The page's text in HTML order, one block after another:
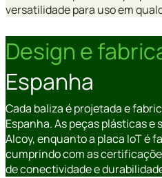
versatilidade para uso em
Design e
Espanha
Cada baliza é projetada e
Espanha. As peças plásticas
Alcoy, enquanto a placa IoT é
cumprindo com as
de conectividade e